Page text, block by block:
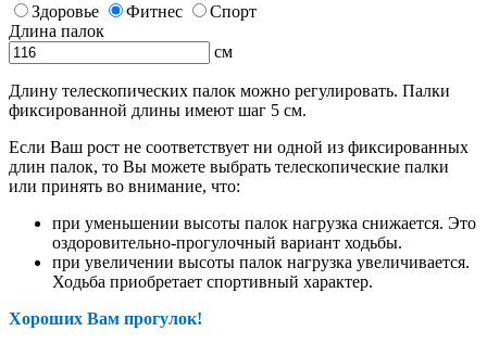
Здоровье
Фитнес
Спорт
Длина палок
см
Длину телескопических палок можно регулировать. Палки
фиксированной длины имеют шаг 5 см.
Если Ваш рост не соответствует ни одной из фиксированных
длин палок, то Вы можете выбрать телескопические палки
или принять во внимание, что:
при уменьшении высоты палок нагрузка снижается. Это
оздоровительно-прогулочный вариант ходьбы.
при увеличении высоты палок нагрузка увеличивается.
Ходьба приобретает спортивный характер.
Хороших Вам прогулок!